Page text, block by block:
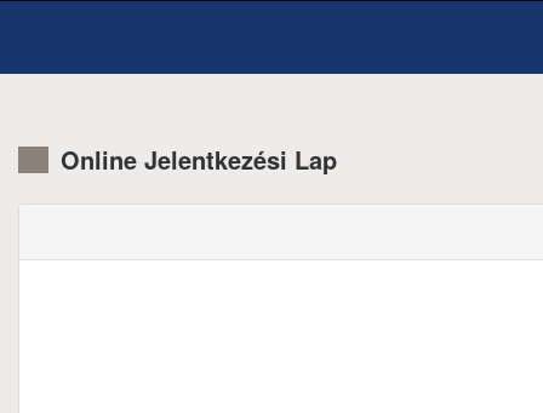
Online Jelentkezési Lap